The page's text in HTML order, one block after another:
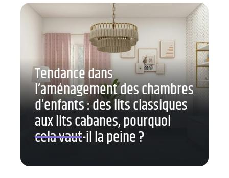
Tendance dans
l’aménagement des chambres
d’enfants : des lits classiques
aux lits cabanes, pourquoi
cela vaut-il la peine ?